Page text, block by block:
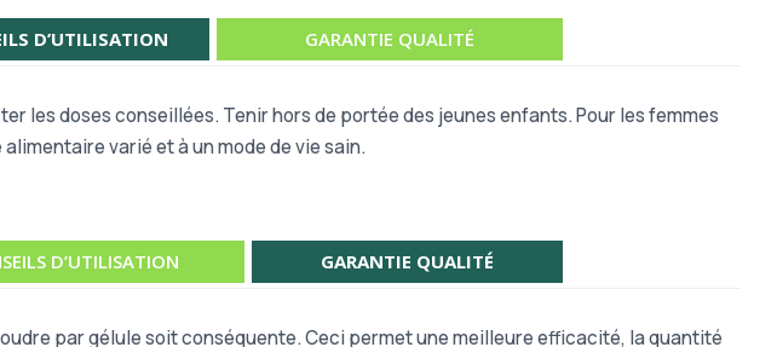
D’UTILISATION GARANTIE QUALITÉ
les doses conseillées. Tenir hors de portée des jeunes enfants. Pour les femmes
varié et à un mode de vie sain.
D’UTILISATION GARANTIE QUALITÉ
par gélule soit conséquente. Ceci permet une meilleure efficacité, la quantité